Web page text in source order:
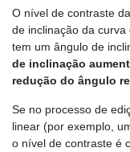
O nível de contraste
de inclinação da
tem um ângulo de
de inclinação
redução do ângulo
Se no processo de
linear (por exemplo,
o nível de contraste é